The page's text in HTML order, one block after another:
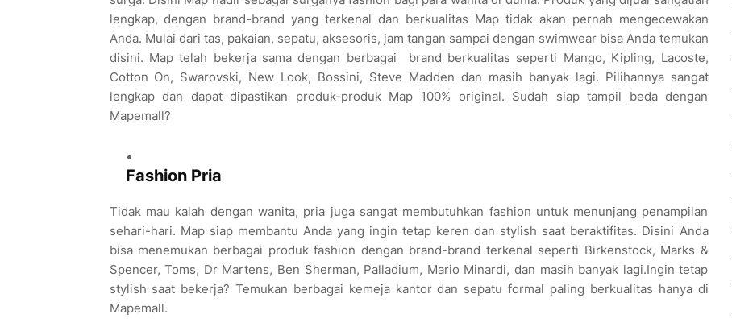
lengkap, dengan brand-brand yang terkenal dan berkualitas Map tidak akan pernah mengecewakan
Anda. Mulai dari tas, pakaian, sepatu, aksesoris, jam tangan sampai dengan swimwear bisa Anda temukan
disini. Map telah bekerja sama dengan berbagai brand berkualitas seperti Mango, Kipling, Lacoste,
Cotton On, Swarovski, New Look, Bossini, Steve Madden dan masih banyak lagi. Pilihannya sangat
lengkap dan dapat dipastikan produk-produk Map 100% original. Sudah siap tampil beda dengan
Mapemall?
Fashion Pria
Tidak mau kalah dengan wanita, pria juga sangat membutuhkan fashion untuk menunjang penampilan
sehari-hari. Map siap membantu Anda yang ingin tetap keren dan stylish saat beraktifitas. Disini Anda
bisa menemukan berbagai produk fashion dengan brand-brand terkenal seperti Birkenstock, Marks &
Spencer, Toms, Dr Martens, Ben Sherman, Palladium, Mario Minardi, dan masih banyak lagi.Ingin tetap
stylish saat bekerja? Temukan berbagai kemeja kantor dan sepatu formal paling berkualitas hanya di
Mapemall.